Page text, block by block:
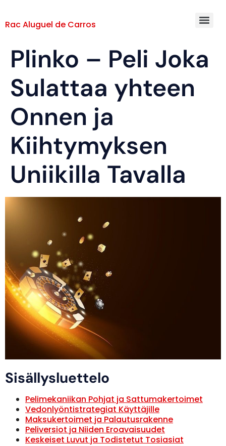
Rac Aluguel de Carros
Plinko – Peli Joka
Sulattaa yhteen
Onnen ja
Kiihtymyksen
Uniikilla Tavalla
Sisällysluettelo
Pelimekaniikan Pohjat ja Sattumakertoimet
Vedonlyöntistrategiat Käyttäjille
Maksukertoimet ja Palautusrakenne
Peliversiot ja Niiden Eroavaisuudet
Keskeiset Luvut ja Todistetut Tosiasiat